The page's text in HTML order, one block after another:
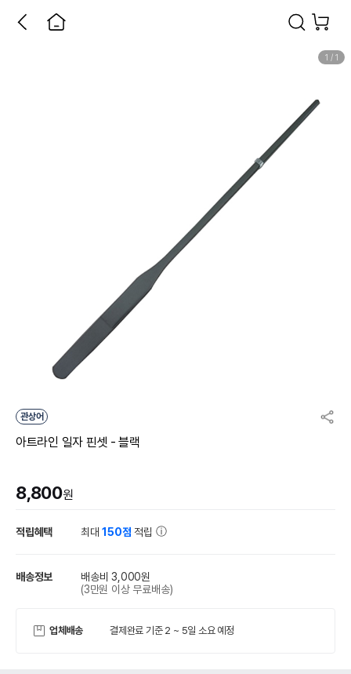
1 / 1
관상어
아트라인 일자 핀셋 - 블랙
8,800원
적립혜택 최대150점 적립
배송정보
배송비 3,000원
(3만원 이상 무료배송)
업체배송 결제완료 기준 2 ~ 5일 소요 예정